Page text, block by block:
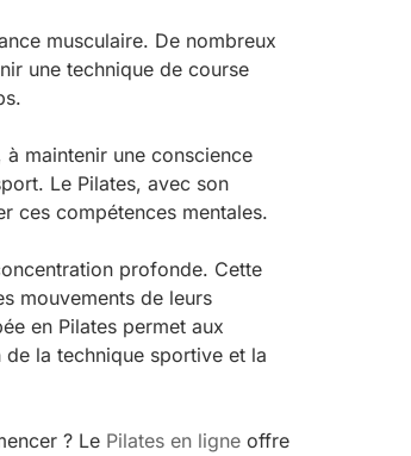
musculaire. De nombreux
une technique de course
maintenir une conscience
Le Pilates, avec son
ces compétences mentales.
profonde. Cette
mouvements de leurs
en Pilates permet aux
la technique sportive et la
? Le Pilates en ligne offre